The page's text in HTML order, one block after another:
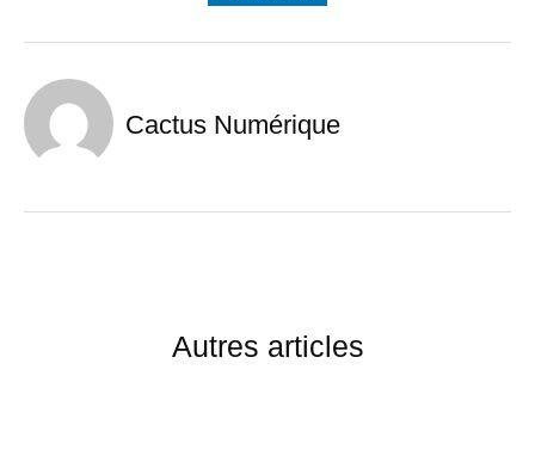
Cactus Numérique
Autres articles